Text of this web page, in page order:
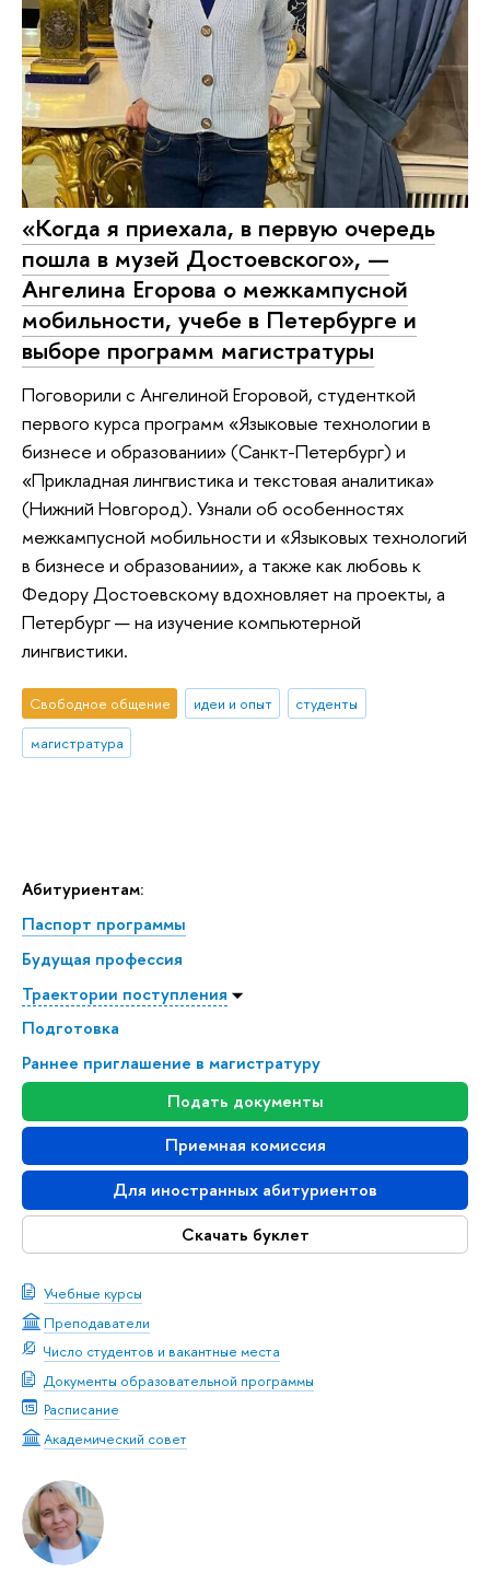
Абитуриентам:
Паспорт программы
Будущая профессия
Траектории поступления
Подготовка
Раннее приглашение в магистратуру
Подать документы
Приемная комиссия
Для иностранных абитуриентов
Скачать буклет
Учебные курсы
Преподаватели
Число студентов и вакантные места
Документы образовательной программы
Расписание
Академический совет
«Когда я приехала, в первую очередь
пошла в музей Достоевского», —
Ангелина Егорова о межкампусной
мобильности, учебе в Петербурге и
выборе программ магистратуры
Поговорили с Ангелиной Егоровой, студенткой
первого курса программ «Языковые технологии в
бизнесе и образовании» (Санкт-Петербург) и
«Прикладная лингвистика и текстовая аналитика»
(Нижний Новгород). Узнали об особенностях
межкампусной мобильности и «Языковых технологий
в бизнесе и образовании», а также как любовь к
Федору Достоевскому вдохновляет на проекты, а
Петербург — на изучение компьютерной
лингвистики.
Свободное общение идеи и опыт
студенты
магистратура